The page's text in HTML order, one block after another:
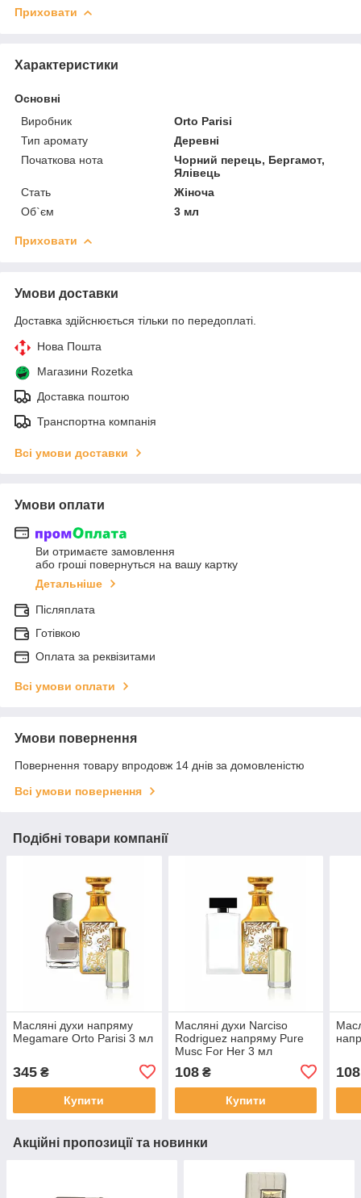
Приховати
Характеристики
Основні
Виробник
Orto Parisi
Тип аромату
Деревні
Початкова нота
Чорний перець, Бергамот,
Ялівець
Стать
Жіноча
Об`єм
3 мл
Приховати
Умови доставки
Доставка здійснюється тільки по передоплаті.
Нова Пошта
Магазини Rozetka
Доставка поштою
Транспортна компанія
Всі умови доставки
Умови оплати
Ви отримаєте замовлення
або гроші повернуться на вашу картку
Детальніше
Післяплата
Готівкою
Оплата за реквізитами
Всі умови оплати
Умови повернення
Повернення товару впродовж 14 днів за домовленістю
Всі умови повернення
Подібні товари компанії
Масляні духи напряму
Megamare Orto Parisi 3 мл
345 ₴
Купити
Масляні духи Narciso
Rodriguez напряму Pure
Musc For Her 3 мл
108₴
Купити
108
Акційні пропозиції та новинки